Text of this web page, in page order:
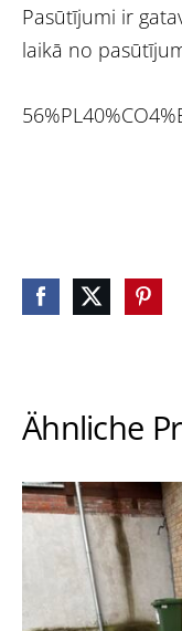
Pasūtījumi ir
laikā no
Ähnliche